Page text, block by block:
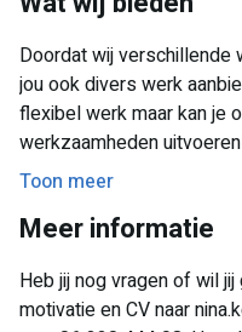
Chauffeurs
Wil jij op de hoogte blijven
opdrachten in jouw regio?
ons!
Doordat wij verschillende
jou ook divers werk
flexibel werk maar kan je
werkzaamheden
Toon meer
Meer informatie
Heb jij nog vragen of wil
motivatie en CV naar